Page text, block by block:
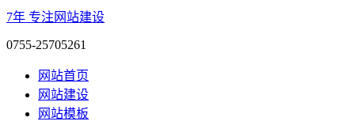
7年 专注网站建设
0755-25705261
网站首页
网站建设
网站模板